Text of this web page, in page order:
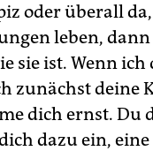
oder überall
leben,
sie ist. Wenn
zunächst deine
dich ernst. Du
dazu ein,